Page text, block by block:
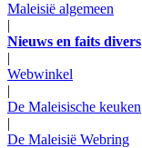
Maleisië algemeen
|
Nieuws en faits divers
|
Webwinkel
|
De Maleisische keuken
|
De Maleisië Webring